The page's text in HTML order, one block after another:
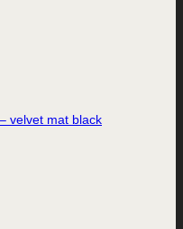
velvet mat black